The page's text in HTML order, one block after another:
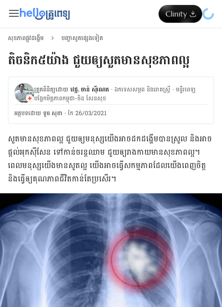
សុខភាពផ្លូវដង្ហើម បញ្ហាសួតផ្សេងទៀត
តិចនិក៥យ៉ាង ជួយឲ្យ​សួតមាន​សុខភាពល្អ
ត្រួតពិនិត្យដោយ វេជ្ជ. ចាន់ ស៊ីណេត ·ឯកទេសសម្ភព និងរោគស្ត្រី ·ម​ន្ទីរពេទ្យ
បង្អែកមិត្តភាពកម្ពុជា-ចិន សែនសុខ
អត្ថបទ​ដោយ ទូច សុខា ·កែ 26/03/2021
សួត​មាន​សុខ​ភាព​ល្អ ជួយ​ឲ្យ​មនុស្ស​យើង​អាច​ដក​ដង្ហើម​បាន​ស្រួល​ និង​អាច​
ផ្ដល់​អុកស៊ី​សែន ទៅ​កាន់​ចរន្ត​ឈាម ជួយ​ឲ្យ​រាង​កាយ​មាន​សុខ​ភាព​ល្អ​។​
ពេល​មនុស្ស​យើង​មាន​សួត​ល្អ យើង​អាច​ធ្វើ​សកម្មភាព​ដែល​យើង​ពេញ​ចិត្ត
និង​ធ្វើ​ឲ្យ​គុណ​ភាព​ជីវិត​កាន់​តែ​ប្រសើរ​។